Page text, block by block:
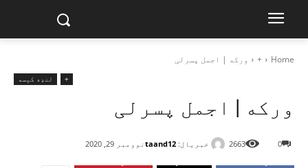
Home
+ ورکه | اجمل پسرلی
+ لنډه کیسه
ورکه | اجمل پسرلی
خبریال: taand12 نوومبر 29, 2020 0
2663